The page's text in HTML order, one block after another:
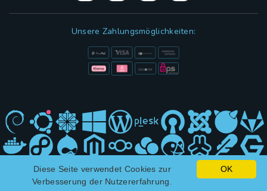
Unsere Zahlungsmöglichkeiten:
Hybrid Design mit(KI) und ❤ von menkiSys OK
Diese Seite verwendet Cookies zur
Verbesserung der Nutzererfahrung.